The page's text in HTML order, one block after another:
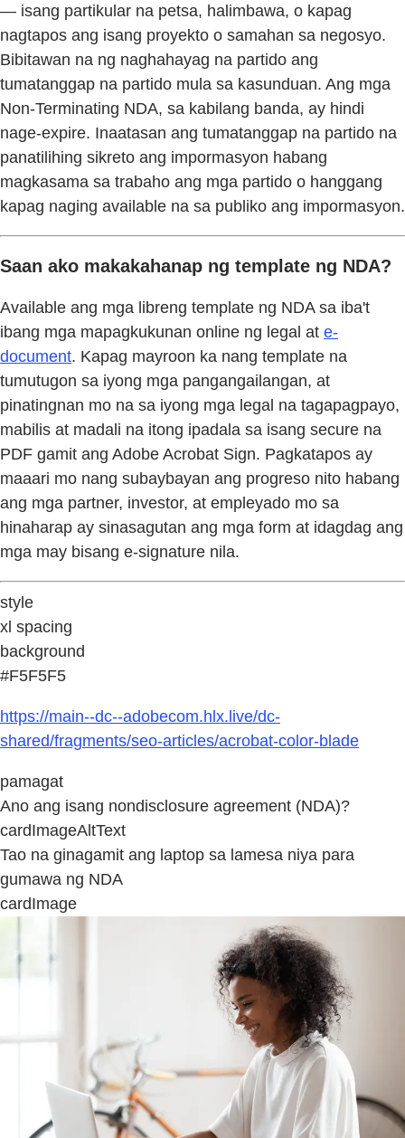
— isang partikular na petsa, halimbawa, o kapag
nagtapos ang isang proyekto o samahan sa negosyo.
Bibitawan na ng naghahayag na partido ang
tumatanggap na partido mula sa kasunduan. Ang mga
Non-Terminating NDA, sa kabilang banda, ay hindi
nage-expire. Inaatasan ang tumatanggap na partido na
panatilihing sikreto ang impormasyon habang
magkasama sa trabaho ang mga partido o hanggang
kapag naging available na sa publiko ang impormasyon.
Saan ako makakahanap ng template ng NDA?
Available ang mga libreng template ng NDA sa iba't
ibang mga mapagkukunan online ng legal at e-
document. Kapag mayroon ka nang template na
tumutugon sa iyong mga pangangailangan, at
pinatingnan mo na sa iyong mga legal na tagapagpayo,
mabilis at madali na itong ipadala sa isang secure na
PDF gamit ang Adobe Acrobat Sign. Pagkatapos ay
maaari mo nang subaybayan ang progreso nito habang
ang mga partner, investor, at empleyado mo sa
hinaharap ay sinasagutan ang mga form at idagdag ang
mga may bisang e-signature nila.
style
xl spacing
background
#F5F5F5
https://main--dc--adobecom.hlx.live/dc-
shared/fragments/seo-articles/acrobat-color-blade
pamagat
Ano ang isang nondisclosure agreement (NDA)?
cardImageAltText
Tao na ginagamit ang laptop sa lamesa niya para
gumawa ng NDA
cardImage